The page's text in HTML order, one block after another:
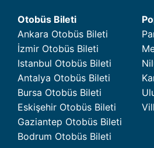
Otobüs Bileti
Ankara Otobüs Bileti
İzmir Otobüs Bileti
Istanbul Otobüs Bileti
Antalya Otobüs Bileti
Bursa Otobüs Bileti
Eskişehir Otobüs Bileti
Gaziantep Otobüs Bileti
Bodrum Otobüs Bileti